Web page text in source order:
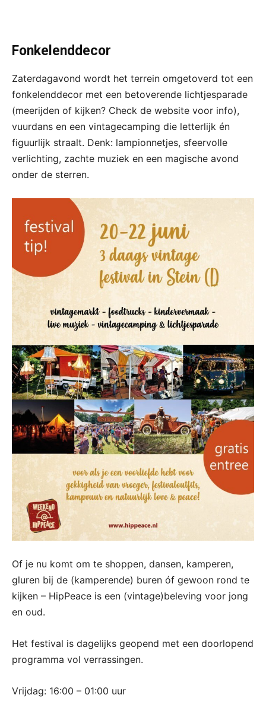
Fonkelenddecor
Zaterdagavond wordt het terrein omgetoverd tot een
fonkelenddecor met een betoverende lichtjesparade
(meerijden of kijken? Check de website voor info),
vuurdans en een vintagecamping die letterlijk én
figuurlijk straalt. Denk: lampionnetjes, sfeervolle
verlichting, zachte muziek en een magische avond
onder de sterren.
Of je nu komt om te shoppen, dansen, kamperen,
gluren bij de (kamperende) buren óf gewoon rond te
kijken – HipPeace is een (vintage)beleving voor jong
en oud.
Het festival is dagelijks geopend met een doorlopend
programma vol verrassingen.
Vrijdag: 16:00 – 01:00 uur